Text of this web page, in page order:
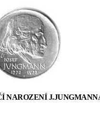
NAROZENÍ